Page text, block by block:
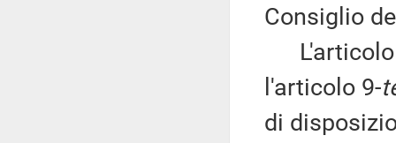
Consiglio
L'articolo
l'articolo 9-
di